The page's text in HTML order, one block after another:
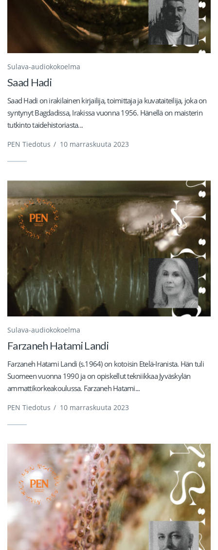
Sulava-audiokokoelma
Saad Hadi
Saad Hadi on irakilainen kirjailija, toimittaja ja kuvataiteilija, joka on
syntynyt Bagdadissa, Irakissa vuonna 1956. Hänellä on maisterin
tutkinto taidehistoriasta...
PEN Tiedotus / 10 marraskuuta 2023
Sulava-audiokokoelma
Farzaneh Hatami Landi
Farzaneh Hatami Landi (s.1964) on kotoisin Etelä-Iranista. Hän tuli
Suomeen vuonna 1990 ja on opiskellut tekniikkaa Jyväskylän
ammattikorkeakoulussa. Farzaneh Hatami...
PEN Tiedotus / 10 marraskuuta 2023